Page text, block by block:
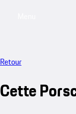
Retour
Cette